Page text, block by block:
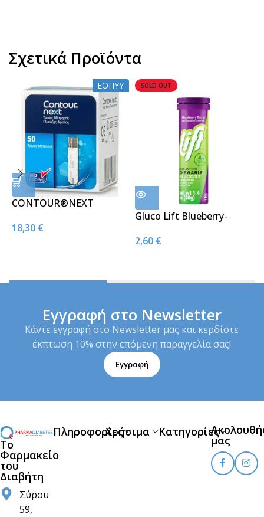
Σχετικά Προϊόντα
ΕΟΠΥΥ
CONTOUR®ΝΕΧΤ
Σακχάρου 50strips
18,30 €
SOLD OUT
Gluco Lift Blueberry-
Υπογλυκαιμίας (10 tabs)
2,60 €
Εγγραφή στο Newsletter
Κάντε εγγραφή στο Newsletter μας και κερδίστε
έκπτωση 10% στην επόμενη παραγγελία σας!
Εγγραφή
Το
Φαρμακείο
του
Διαβήτη
Σύρου
59,
ΠληροφορίεςΧρήσιμα Κατηγορίες
μας